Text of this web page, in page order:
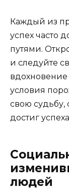
Каждый из
успех часто
путями.
и следуйте
вдохновение
условия
свою судьбу,
достиг
людей